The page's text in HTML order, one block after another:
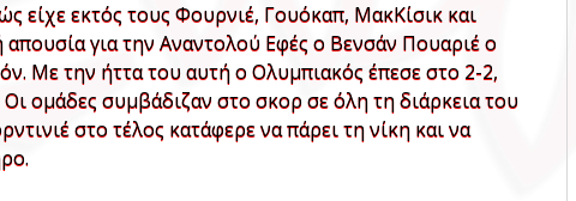
είχε εκτός τους Φουρνιέ, Γουόκαπ, ΜακΚίσικ και
για την Αναντολού Εφές ο Βενσάν Πουαριέ ο
Με την ήττα του αυτή ο Ολυμπιακός έπεσε στο 2-2,
ομάδες συμβάδιζαν στο σκορ σε όλη τη διάρκεια του
στο τέλος κατάφερε να πάρει τη νίκη και να